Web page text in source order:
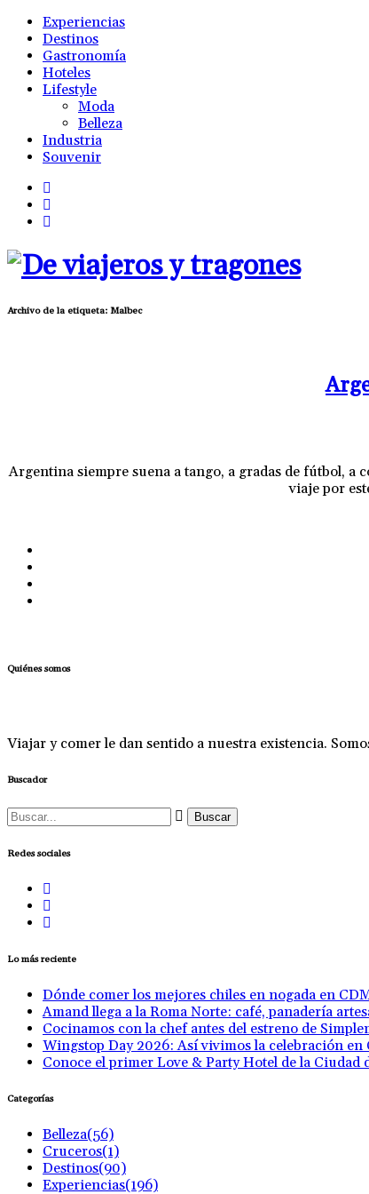
Experiencias
Destinos
Gastronomía
Hoteles
Lifestyle
Moda
Belleza
Industria
Souvenir
Archivo de la etiqueta: Malbec
Argentina siempre suena a tango, a gradas de fútbol, a
viaje por
Quiénes somos
Viajar y comer le dan sentido a nuestra existencia.
Buscador
Buscar:
Redes sociales
Lo más reciente
Dónde comer los mejores chiles en nogada en
Amand llega a la Roma Norte: café, panadería
Cocinamos con la chef antes del estreno de
Wingstop Day 2026: Así vivimos la celebración en
Conoce el primer Love & Party Hotel de la Ciudad
Categorías
Belleza(56)
Cruceros(1)
Destinos(90)
Experiencias(196)